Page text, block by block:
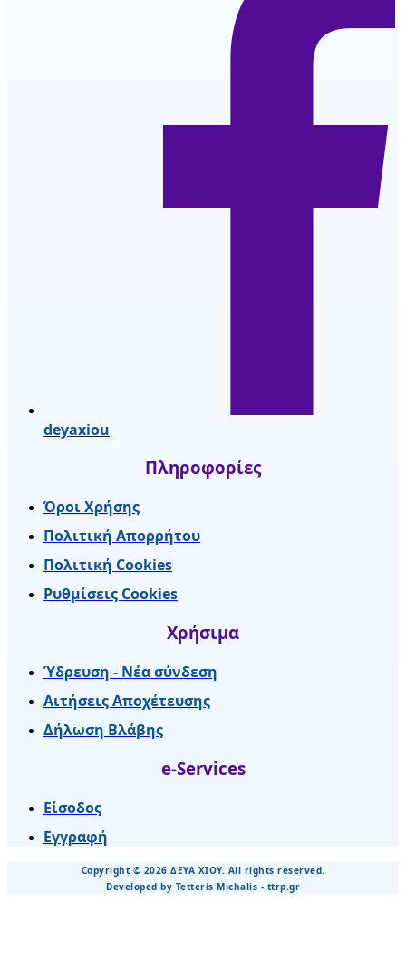
deyaxiou
Πληροφορίες
Όροι Χρήσης
Πολιτική Απορρήτου
Πολιτική Cookies
Ρυθμίσεις Cookies
Χρήσιμα
Ύδρευση - Νέα σύνδεση
Αιτήσεις Αποχέτευσης
Δήλωση Βλάβης
e-Services
Είσοδος
Εγγραφή
Copyright © 2026 ΔΕΥΑ ΧΙΟΥ. All rights reserved.
Developed by Tetteris Michalis - ttrp.gr